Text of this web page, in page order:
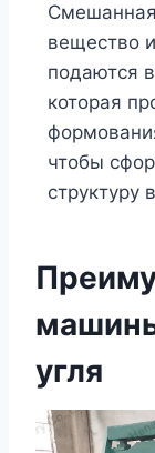
вещество
подаются
которая
чтобы
структуру
угля